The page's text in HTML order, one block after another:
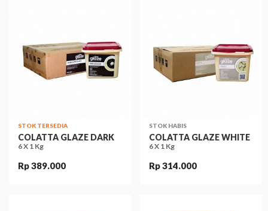
STOK TERSEDIA
COLATTA GLAZE DARK
6 X 1 Kg
Rp 389.000
STOK HABIS
COLATTA GLAZE WHITE
6 X 1 Kg
Rp 314.000